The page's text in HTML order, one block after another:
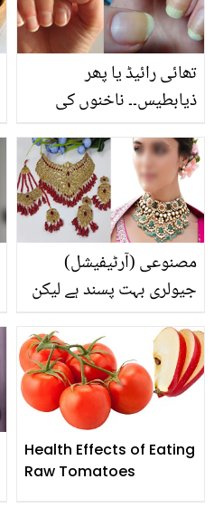
تھائی رائیڈ یا پھر
ذیابطیس۔۔ ناخنوں کی
وجہ ہو سکتی ہے؟ جانیئے
مصنوعی (آرٹیفیشل)
جیولری بہت پسند ہے لیکن
مصنوعی زیورات جلد کی
الرجی کا سبب بن جاتے
ہیں؟
Health Effects of Eating
Raw Tomatoes